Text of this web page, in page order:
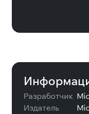
Разработчик
Издатель